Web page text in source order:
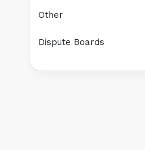
Other
Dispute Boards